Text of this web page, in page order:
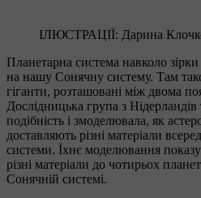
ІЛЮСТРАЦІЇ: Дарина
Планетарна система навколо
на нашу Сонячну систему. Там
гіганти, розташовані між двома
Дослідницька група з
подібність і змоделювала, як
доставляють різні матеріали
системи. Їхнє моделювання
різні матеріали до чотирьох
Сонячній системі.